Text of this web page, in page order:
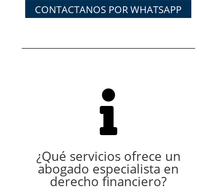
CONTACTANOS POR WHATSAPP

¿Qué servicios ofrece un
abogado especialista en
derecho financiero?